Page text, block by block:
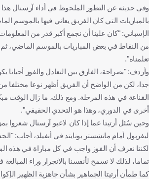
وفي حديثه عن التطور الملحوظ في أداء آرسنال
بالمباريات التي كان الفريق يعاني فيها بالموسم
الإسباني: "كان علينا أن نجمع أكبر قدر من المعلومات
من النقاط في بعض المباريات بالموسم الماضي،
تعلمناه".
وأردف: "بصراحة، الفارق بين التعادل والفوز
جدا، لكن من الواضح أن الفريق أظهر نوعا مختلفا من
أخرى في الدوري، وهذا هو التحدي الحقيقي".
وحين سُئل أرتيتا عما إذا كان لاعبو آرسنال شعروا
ليفربول أمام مانشستر يونايتد في أنفيلد، أجاب:
لكننا نعرف أن الفوز واجب في كل مباراة في هذه
تماما، لذلك لا نسمح لأنفسنا بالانجرار وراء
كما طمأن أرتيتا الجماهير بشأن جاهزية الظهير